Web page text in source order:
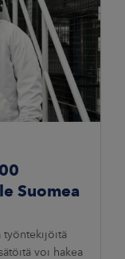
Suomea
työntekijöitä
voi hakea